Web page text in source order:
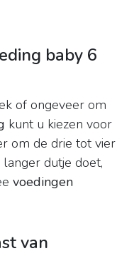
baby 6
of ongeveer om
kunt u kiezen voor
om de drie tot vier
dutje doet,
voedingen
van